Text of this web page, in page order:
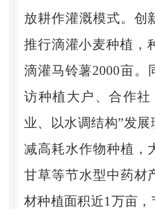
放耕作灌溉模式。创
推行滴灌小麦种植，
滴灌马铃薯2000亩。
访种植大户、合作
业、以水调结构”发
减高耗水作物种植，
甘草等节水型中药材
材种植面积近1万亩